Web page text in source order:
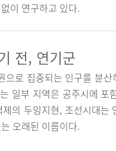
이 연구하고 있다.
전, 연기군
으로 집중되는 인구를 분
일부 지역은 공주시에 포
의 두잉지현, 조선시대
오래된 이름이다.